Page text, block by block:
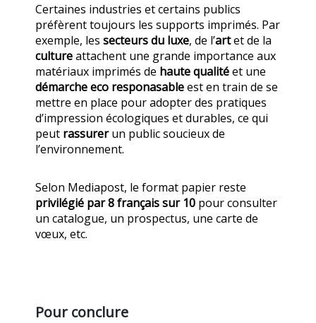
Certaines industries et certains publics
préfèrent toujours les supports imprimés. Par
exemple, les secteurs du luxe, de l’artet de la
cultureattachent une grande importance aux
matériaux imprimés de haute qualitéet une
démarche eco responasableest en train de se
mettre en place pour adopter des pratiques
d’impression écologiques et durables, ce qui
peut rassurerun public soucieux de
l’environnement.
Selon Mediapost, le format papier reste
privilégié par 8 français sur 10 pour consulter
un catalogue, un prospectus, une carte de
vœux, etc.
Pour conclure